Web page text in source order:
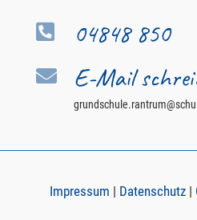
 04848 850
 E-Mail
Impressum | Datenschutz |